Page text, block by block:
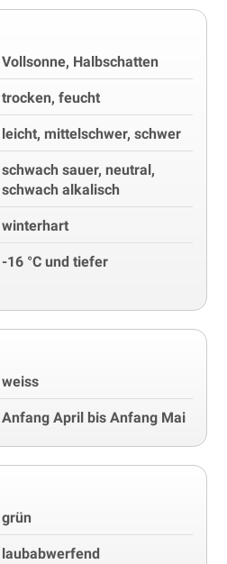
Vollsonne, Halbschatten
trocken, feucht
leicht, mittelschwer, schwer
schwach sauer, neutral,
schwach alkalisch
winterhart
-16 °C und tiefer
weiss
Anfang April bis Anfang Mai
grün
laubabwerfend